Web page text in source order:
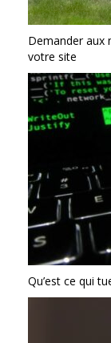
Demander aux
votre site
Qu’est ce qui